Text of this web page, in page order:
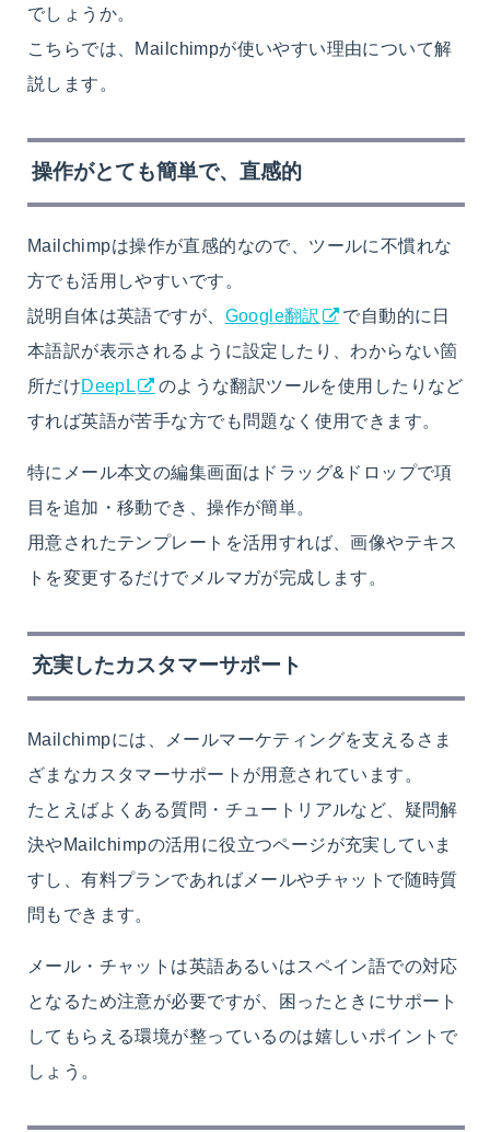
でしょうか。
こちらでは、Mailchimpが使いやすい理由について解
説します。
操作がとても簡単で、直感的
Mailchimpは操作が直感的なので、ツールに不慣れな
方でも活用しやすいです。
説明自体は英語ですが、 Google翻訳
で自動的に日
本語訳が表示されるように設定したり、わからない箇
所だけDeepL
のような翻訳ツールを使用したりなど
すれば英語が苦手な方でも問題なく使用できます。
特にメール本文の編集画面はドラッグ&ドロップで項
目を追加・移動でき、操作が簡単。
用意されたテンプレートを活用すれば、画像やテキス
トを変更するだけでメルマガが完成します。
充実したカスタマーサポート
Mailchimpには、メールマーケティングを支えるさま
ざまなカスタマーサポートが用意されています。
たとえばよくある質問・チュートリアルなど、疑問解
決やMailchimpの活用に役立つページが充実していま
すし、有料プランであればメールやチャットで随時質
問もできます。
メール・チャットは英語あるいはスペイン語での対応
となるため注意が必要ですが、困ったときにサポート
してもらえる環境が整っているのは嬉しいポイントで
しょう。